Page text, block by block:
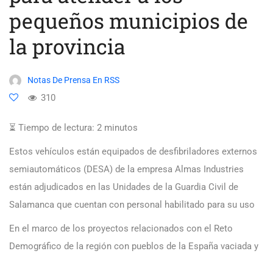
pequeños municipios de
la provincia
Notas De Prensa En RSS
310
⏳ Tiempo de lectura: 2 minutos
Estos vehículos están equipados de desfibriladores externos
semiautomáticos (DESA) de la empresa Almas Industries
están adjudicados en las Unidades de la Guardia Civil de
Salamanca que cuentan con personal habilitado para su uso
En el marco de los proyectos relacionados con el Reto
Demográfico de la región con pueblos de la España vaciada y